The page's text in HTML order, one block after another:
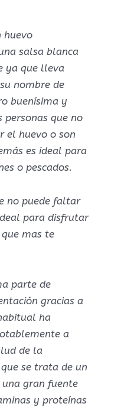
huevo
salsa blanca
ya que lleva
nombre de
buenísima y
personas que no
el huevo o son
es ideal para
o pescados.
no puede faltar
para disfrutar
mas te
parte de
gracias a
ha
a
de la
se trata de un
gran fuente
y proteínas